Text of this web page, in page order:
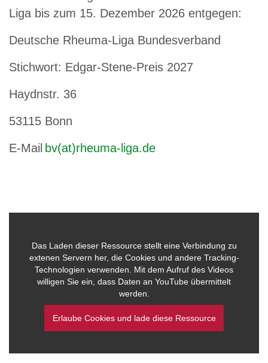
Liga bis zum 15. Dezember 2026 entgegen:
Deutsche Rheuma-Liga Bundesverband
Stichwort: Edgar-Stene-Preis 2027
Haydnstr. 36
53115 Bonn
E-Mail bv(at)rheuma-liga.de
Das Laden dieser Ressource stellt eine Verbindung zu
extenen Servern her, die Cookies und andere Tracking-
Technologien verwenden. Mit dem Aufruf des Videos
willigen Sie ein, dass Daten an YouTube übermittelt
werden.
Erlaube Cookies und lade diese Ressource